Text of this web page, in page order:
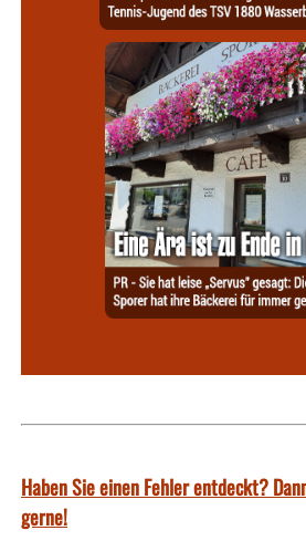
Haben Sie einen Fehler entdeckt?
gerne!